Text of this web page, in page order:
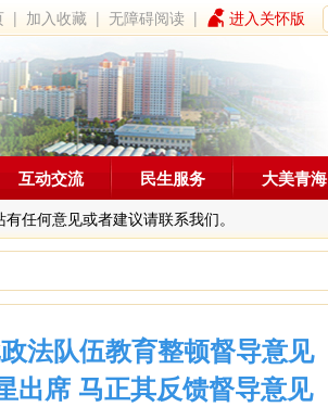
| 加入收藏 |无障碍阅读 | 进入关怀版
任何意见或者建议请联系我们。
互动交流 民生服务 大美青海
法队伍教育整顿督导意见
出席 马正其反馈督导意见